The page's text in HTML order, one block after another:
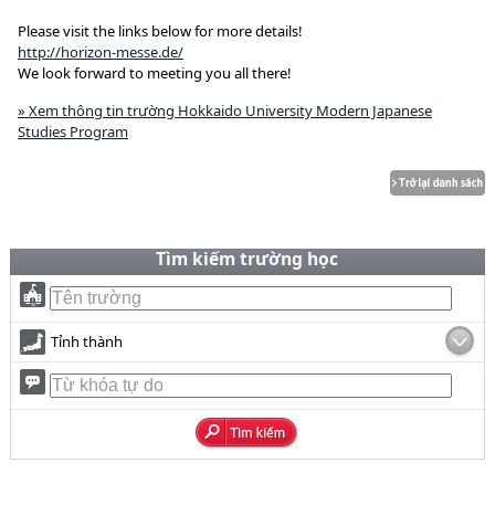
Please visit the links below for more details!
http://horizon-messe.de/
We look forward to meeting you all there!
» Xem thông tin trường Hokkaido University Modern Japanese
Studies Program
Tìm kiếm trường học
Tỉnh thành